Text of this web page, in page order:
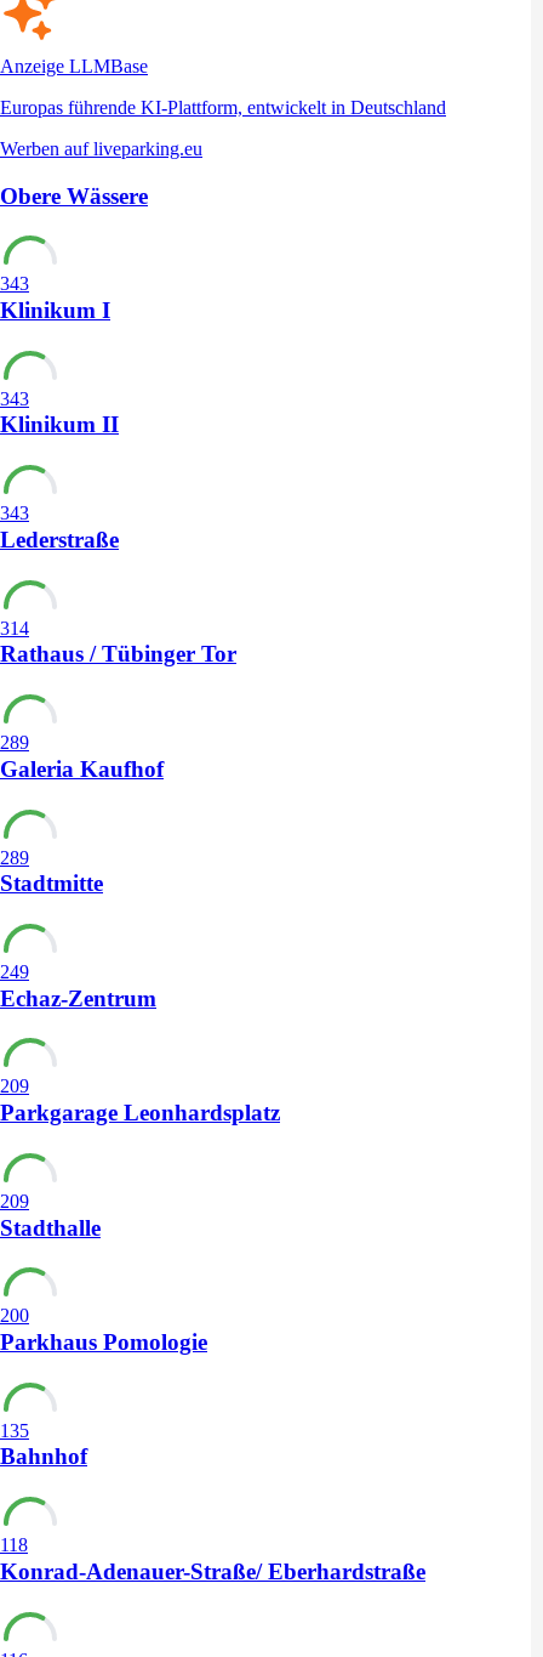
Anzeige LLMBase
Europas führende KI-Plattform, entwickelt in Deutschland
Werben auf liveparking.eu
Obere Wässere
343
Klinikum I
343
Klinikum II
343
Lederstraße
314
Rathaus / Tübinger Tor
289
Galeria Kaufhof
289
Stadtmitte
249
Echaz-Zentrum
209
Parkgarage Leonhardsplatz
209
Stadthalle
200
Parkhaus Pomologie
135
Bahnhof
118
Konrad-Adenauer-Straße/ Eberhardstraße